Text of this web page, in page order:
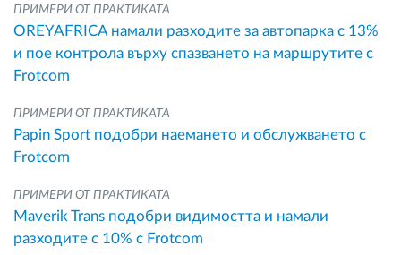
ПРИМЕРИ ОТ ПРАКТИКАТА
OREYAFRICA намали разходите за автопарка с 13%
и пое контрола върху спазването на маршрутите с
Frotcom
ПРИМЕРИ ОТ ПРАКТИКАТА
Papin Sport подобри наемането и обслужването с
Frotcom
ПРИМЕРИ ОТ ПРАКТИКАТА
Maverik Trans подобри видимостта и намали
разходите с 10% с Frotcom